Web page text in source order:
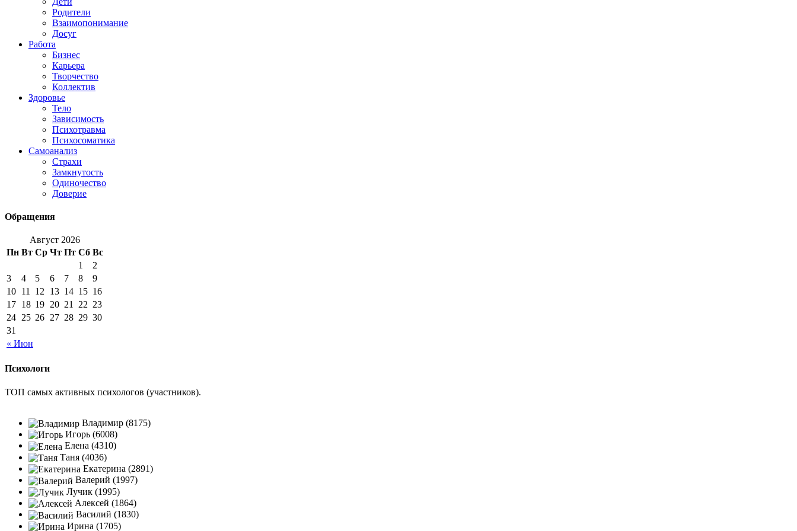
Родители
Взаимопонимание
Досуг
Работа
Бизнес
Карьера
Творчество
Коллектив
Здоровье
Тело
Зависимость
Психотравма
Психосоматика
Самоанализ
Страхи
Замкнутость
Одиночество
Доверие
Обращения
Август 2026
Пн Вт Ср Чт Пт Сб Вс
« Июн
1
2
3
4 5 6 7 8
9
10 11 12 13 14 15 16
17 18 19 20 21 22 23
24 25 26 27 28 29 30
31
Психологи
ТОП самых активных психологов (участников).
Владимир (8175)
Игорь (6008)
Елена (4310)
Таня (4036)
Екатерина (2891)
Валерий (1997)
Лучик (1995)
Алексей (1864)
Василий (1830)
Ирина (1705)